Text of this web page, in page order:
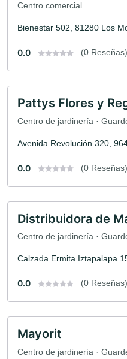
Centro comercial
Bienestar 502, 81280 Los
0.0 (0 Reseñas)
Pattys Flores y
Centro de jardinería ·
Avenida Revolución 320,
0.0 (0 Reseñas)
Distribuidora de
Centro de jardinería ·
Calzada Ermita Iztapalapa
0.0 (0 Reseñas)
Mayorit
Centro de jardinería ·